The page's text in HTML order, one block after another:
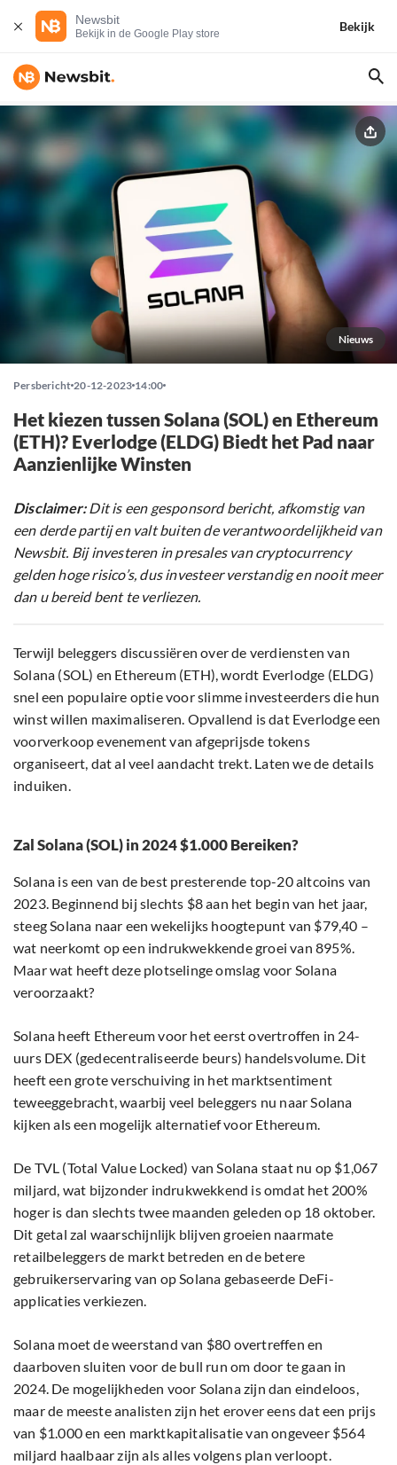
Newsbit
Bekijk in de Google Play store
Bekijk
Nieuws
Persbericht 20-12-2023 14:00
Het kiezen tussen Solana (SOL) en Ethereum
(ETH)? Everlodge (ELDG) Biedt het Pad naar
Aanzienlijke Winsten
Disclaimer:Dit is een gesponsord bericht, afkomstig van
een derde partij en valt buiten de verantwoordelijkheid van
Newsbit. Bij investeren in presales van cryptocurrency
gelden hoge risico’s, dus investeer verstandig en nooit meer
dan u bereid bent te verliezen.
Terwijl beleggers discussiëren over de verdiensten van
Solana (SOL) en Ethereum (ETH), wordt Everlodge (ELDG)
snel een populaire optie voor slimme investeerders die hun
winst willen maximaliseren. Opvallend is dat Everlodge een
voorverkoop evenement van afgeprijsde tokens
organiseert, dat al veel aandacht trekt. Laten we de details
induiken.
Zal Solana (SOL) in 2024 $1.000 Bereiken?
Solana is een van de best presterende top-20 altcoins van
2023. Beginnend bij slechts $8 aan het begin van het jaar,
steeg Solana naar een wekelijks hoogtepunt van $79,40 –
wat neerkomt op een indrukwekkende groei van 895%.
Maar wat heeft deze plotselinge omslag voor Solana
veroorzaakt?
Solana heeft Ethereum voor het eerst overtroffen in 24-
uurs DEX (gedecentraliseerde beurs) handelsvolume. Dit
heeft een grote verschuiving in het marktsentiment
teweeggebracht, waarbij veel beleggers nu naar Solana
kijken als een mogelijk alternatief voor Ethereum.
De TVL (Total Value Locked) van Solana staat nu op $1,067
miljard, wat bijzonder indrukwekkend is omdat het 200%
hoger is dan slechts twee maanden geleden op 18 oktober.
Dit getal zal waarschijnlijk blijven groeien naarmate
retailbeleggers de markt betreden en de betere
gebruikerservaring van op Solana gebaseerde DeFi-
applicaties verkiezen.
Solana moet de weerstand van $80 overtreffen en
daarboven sluiten voor de bull run om door te gaan in
2024. De mogelijkheden voor Solana zijn dan eindeloos,
maar de meeste analisten zijn het erover eens dat een prijs
van $1.000 en een marktkapitalisatie van ongeveer $564
miljard haalbaar zijn als alles volgens plan verloopt.